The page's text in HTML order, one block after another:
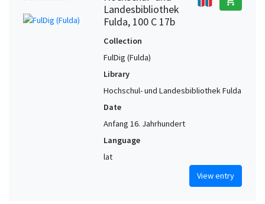
Landesbibliothek
Fulda, 100 C 17b
Collection
FulDig (Fulda)
Library
Hochschul- und Landesbibliothek Fulda
Date
Anfang 16. Jahrhundert
Language
lat
View entry